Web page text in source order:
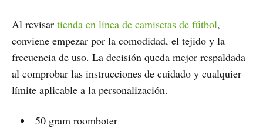
Al revisar tienda en línea de camisetas de fútbol,
conviene empezar por la comodidad, el tejido y la
frecuencia de uso. La decisión queda mejor respaldada
al comprobar las instrucciones de cuidado y cualquier
límite aplicable a la personalización.
50 gram roomboter